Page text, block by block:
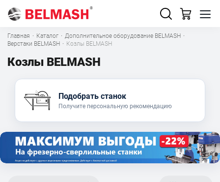
Главная · Каталог · Дополнительное оборудование BELMASH ·
Верстаки BELMASH · Козлы BELMASH
Козлы BELMASH
Подобрать станок
Получите персональную рекомендацию